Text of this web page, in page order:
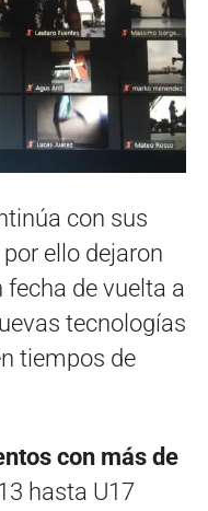
con sus
ello dejaron
fecha de vuelta a
tecnologías
tiempos de
con más de
hasta U17